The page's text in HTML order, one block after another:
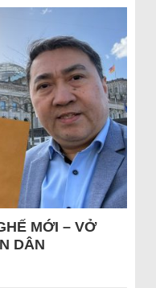
MỚI – VỞ
DÂN